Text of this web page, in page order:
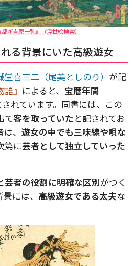
新吉原一覧』（浮世絵検索）
る背景にいた高級遊女
堂喜三二（尾美としのり） が記
』 によると、 宝暦年間
されています。同書には、この
て客を取っていたと記されてお
、 遊女の中でも三味線や唄な
第に芸者として独立していった
芸者の役割に明確な区別がつく
には、 高級遊女である太夫な